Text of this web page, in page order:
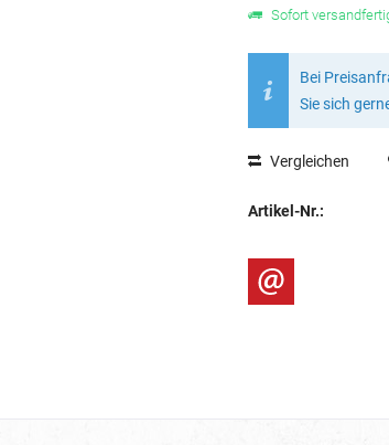
Sofort
Bei
Sie sich
Vergleichen
Artikel-Nr.: